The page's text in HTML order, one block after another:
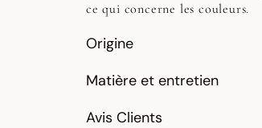
ce qui concerne les couleurs.
Origine
Matière et entretien
Avis Clients